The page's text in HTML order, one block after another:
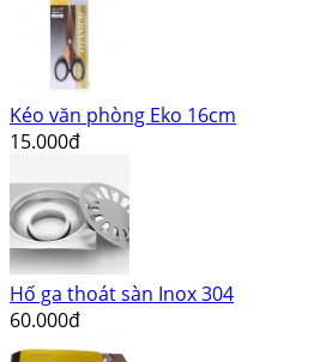
Kéo văn phòng Eko 16cm
15.000đ
Hố ga thoát sàn Inox 304
60.000đ